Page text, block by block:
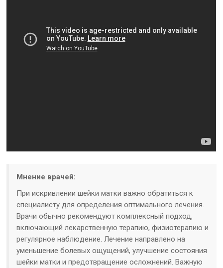
Мнение врачей:
При искривлении шейки матки важно обратиться к
специалисту для определения оптимального лечения.
Врачи обычно рекомендуют комплексный подход,
включающий лекарственную терапию, физиотерапию и
регулярное наблюдение. Лечение направлено на
уменьшение болевых ощущений, улучшение состояния
шейки матки и предотвращение осложнений. Важную